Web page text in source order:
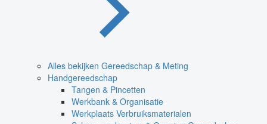
Alles bekijken Gereedschap & Meting
Handgereedschap
Tangen & Pincetten
Werkbank & Organisatie
Werkplaats Verbruiksmaterialen